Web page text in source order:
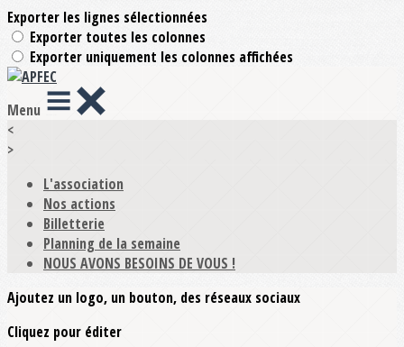
Exporter les lignes sélectionnées
Exporter toutes les colonnes
Exporter uniquement les colonnes affichées
Menu
<
>
L'association
Nos actions
Billetterie
Planning de la semaine
NOUS AVONS BESOINS DE VOUS !
Ajoutez un logo, un bouton, des réseaux sociaux
Cliquez pour éditer